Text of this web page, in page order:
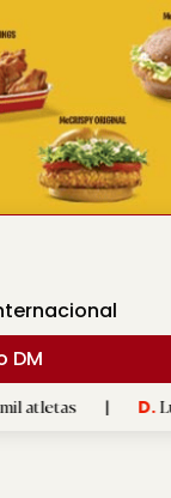
Braga
DM
D.Luís Pinto quer